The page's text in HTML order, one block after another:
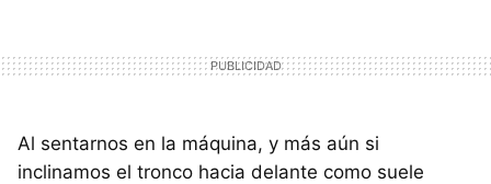
Al sentarnos en la máquina, y más aún si
inclinamos el tronco hacia delante como suele